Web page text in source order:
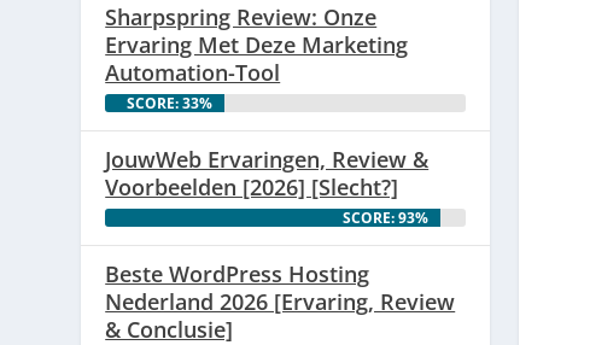
Sharpspring Review: Onze
Ervaring Met Deze Marketing
Automation-Tool
SCORE: 33%
JouwWeb Ervaringen, Review &
Voorbeelden [2026] [Slecht?]
SCORE: 93%
Beste WordPress Hosting
Nederland 2026 [Ervaring, Review
& Conclusie]